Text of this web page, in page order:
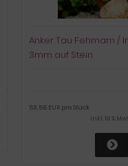
Anker Tau Fehmarn /
3mm auf Stein
53,55 EUR pro Stück
inkl. 19 %